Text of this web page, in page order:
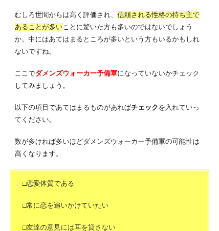
むしろ世間からは高く評価され、 信頼される性格の持ち主で
あることが多いことに驚いた方も多いのではないでしょう
か。中にはあてはまるところが多いという方もいるかもしれ
ないですね。
ここでダメンズウォーカー予備軍になっていないかチェック
してみましょう。
以下の項目であてはまるものがあればチェックを入れていっ
てください。
数が多ければ多いほどダメンズウォーカー予備軍の可能性は
高くなります。
□恋愛体質である
□常に恋を追いかけていたい
□友達の意見には耳を貸さない